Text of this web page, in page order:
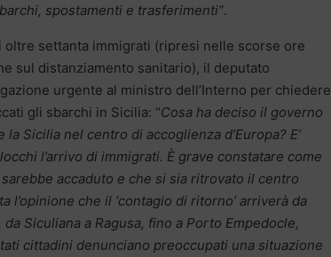
spostamenti e trasferimenti”.
oltre settanta immigrati (ripresi nelle scorse ore
sul distanziamento sanitario), il deputato
urgente al ministro dell’Interno per chiedere
gli sbarchi in Sicilia: “Cosa ha deciso il governo
Sicilia nel centro di accoglienza d’Europa? E’
l’arrivo di immigrati. È grave constatare come
accaduto e che si sia ritrovato il centro
l’opinione che il ‘contagio di ritorno’ arriverà da
Siculiana a Ragusa, fino a Porto Empedocle,
cittadini denunciano preoccupati una situazione